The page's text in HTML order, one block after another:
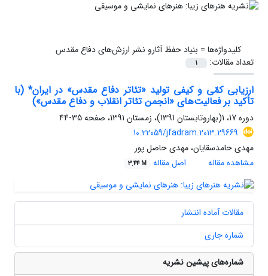
کلیدواژه‌ها = بنیاد حفظ آثارو نشر ارزش‌های دفاع مقدس
تعداد مقالات:
1
ارزیابی کمّی و کیفی تولید «تئاتر دفاع مقدس» در ایران* (با
تأکید بر فعالیت‌های «انجمن‌ تئاتر انقلاب و دفاع مقدس»)
دوره 17، 1(بهاروتابستان 1391)، زمستان 1391، صفحه
35-44
10.22059/jfadram.2013.29669
مهدی حامدسقایان، مهدی حاصل پور
مشاهده مقاله
اصل مقاله 3.44 M
مقالات آماده انتشار
شماره جاری
شماره‌های پیشین نشریه